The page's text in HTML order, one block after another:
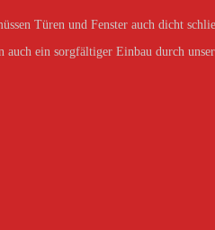
Türen und Fenster auch dicht
ein sorgfältiger Einbau durch